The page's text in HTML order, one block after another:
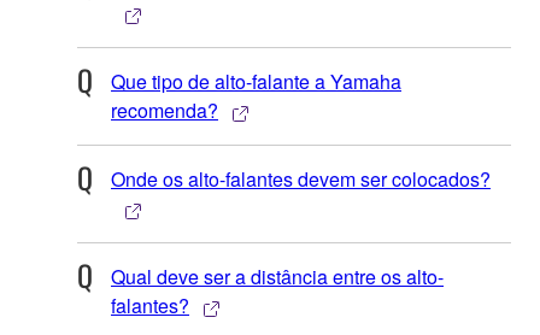
Que tipo de alto-falante a Yamaha
recomenda?
Onde os alto-falantes devem ser colocados?
Qual deve ser a distância entre os alto-
falantes?